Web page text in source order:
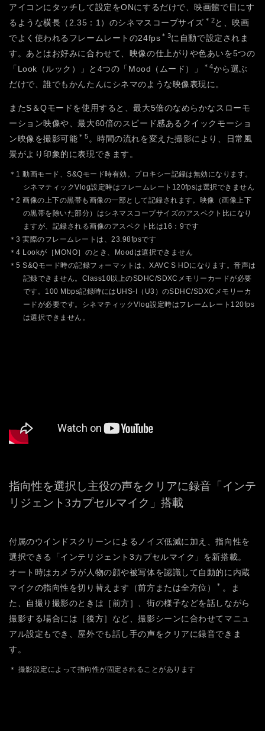
アイコンにタッチして設定をONにするだけで、映画館で目にす
るような横長（2.35：1）のシネマスコープサイズ ＊2と、映画
でよく使われるフレームレートの24fps ＊3に自動で設定されま
す。あとはお好みに合わせて、映像の仕上がりや色あいを5つの
「Look（ルック）」と4つの「Mood（ムード）」
＊4から選ぶ
だけで、誰でもかんたんにシネマのような映像表現に。
またS＆Qモードを使用すると、最大5倍のなめらかなスローモ
ーション映像や、最大60倍のスピード感あるクイックモーショ
ン映像を撮影可能 ＊5 。時間の流れを変えた撮影により、日常風
景がより印象的に表現できます。
＊1 動画モード、S&Qモード時有効。プロキシー記録は無効になります。
シネマティックVlog設定時はフレームレート120fpsは選択できません
＊2 画像の上下の黒帯も画像の一部として記録されます。映像（画像上下
の黒帯を除いた部分）はシネマスコープサイズのアスペクト比になり
ますが、記録される画像のアスペクト比は16：9です
＊3 実際のフレームレートは、23.98fpsです
＊4 Lookが［MONO］のとき、Moodは選択できません
＊5 S&Qモード時の記録フォーマットは、XAVC S HDになります。音声は
記録できません。Class10以上のSDHC/SDXCメモリーカードが必要
です。100 Mbps記録時にはUHS-I（U3）のSDHC/SDXCメモリーカ
ードが必要です。シネマティックVlog設定時はフレームレート120fps
は選択できません。
指向性を選択し主役の声をクリアに録音「インテ
リジェント3カプセルマイク」搭載
付属のウインドスクリーンによるノイズ低減に加え、指向性を
選択できる「インテリジェント3カプセルマイク」を新搭載。
オート時はカメラが人物の顔や被写体を認識して自動的に内蔵
マイクの指向性を切り替えます（前方または全方位）
＊ 。ま
た、自撮り撮影のときは［前方］、街の様子などを話しながら
撮影する場合には［後方］など、撮影シーンに合わせてマニュ
アル設定もでき、屋外でも話し手の声をクリアに録音できま
す。
＊ 撮影設定によって指向性が固定されることがあります